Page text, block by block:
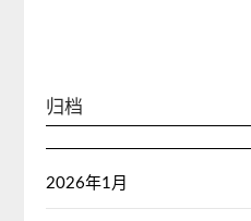
归档
2026年1月